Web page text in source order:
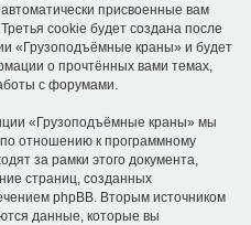
присвоенные вам
cookie будет создана после
«Грузоподъёмные краны» и будет
о прочтённых вами темах,
с форумами.
«Грузоподъёмные краны» мы
отношению к программному
за рамки этого документа,
страниц, созданных
phpBB. Вторым источником
данные, которые вы